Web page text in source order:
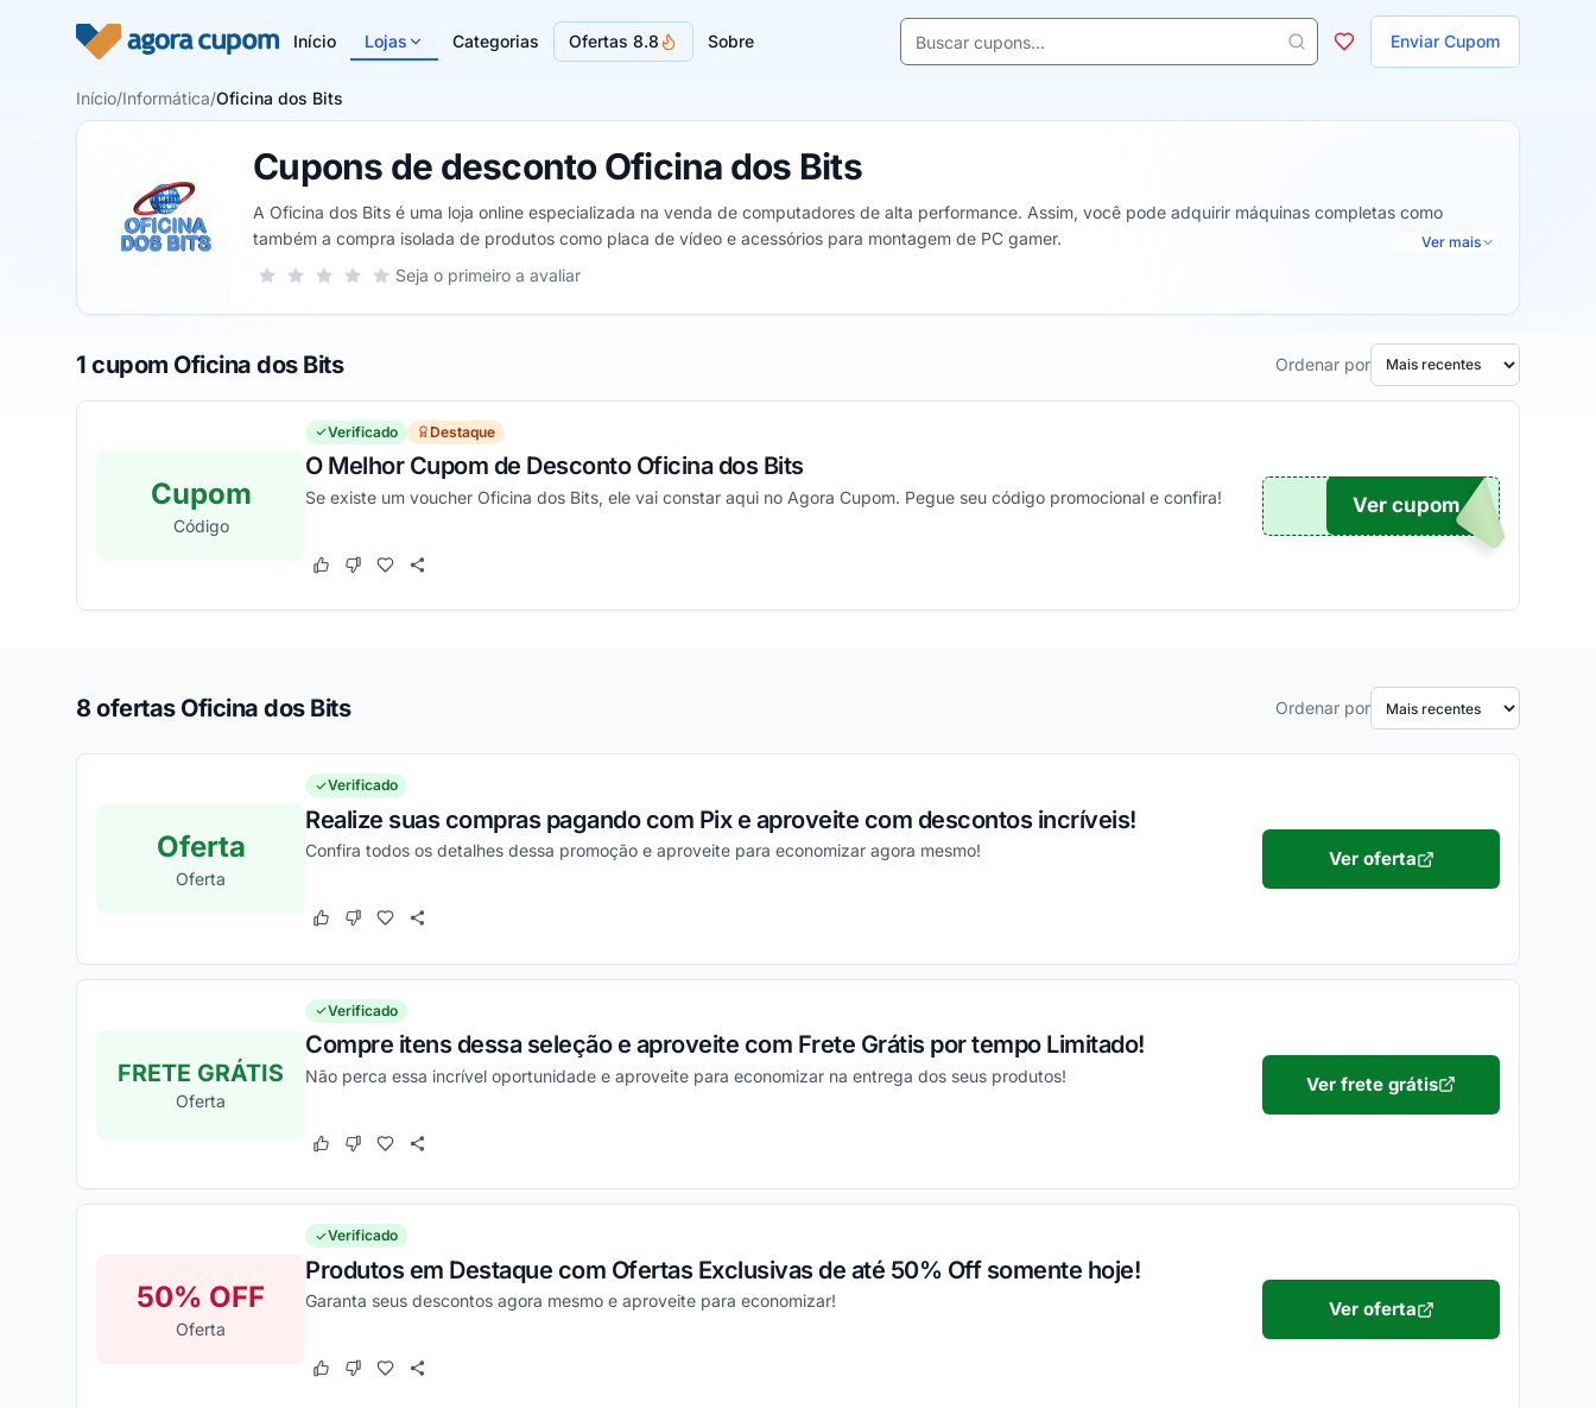
Início Lojas Categorias Ofertas 8.8 Sobre Enviar Cupom
Buscar cupons e lojas
Início/Informática/Oficina dos Bits
Cupons de desconto Oficina dos Bits
A Oficina dos Bits é uma loja online especializada na venda de computadores de alta performance. Assim, você pode adquirir máquinas completas como
também a compra isolada de produtos como placa de vídeo e acessórios para montagem de PC gamer.
Ver mais
Sua nota para Oficina dos Bits, de 1 a 5 estrelas
5 estrelas
4 estrelas
3 estrelas
2 estrelas
1 estrela Seja o primeiro a avaliar
1 cupom Oficina dos Bits Ordenar por
Cupom
Código
Verificado Destaque
O Melhor Cupom de Desconto Oficina dos Bits
Se existe um voucher Oficina dos Bits, ele vai constar aqui no Agora Cupom. Pegue seu código promocional e confira!
Este cupom funcionou
Este cupom não funcionou
TICO
Ver cupom
8 ofertas Oficina dos Bits Ordenar por
Oferta
Oferta
Verificado
Realize suas compras pagando com Pix e aproveite com descontos incríveis!
Confira todos os detalhes dessa promoção e aproveite para economizar agora mesmo!
Este cupom funcionou
Este cupom não funcionou
Ver oferta
FRETE GRÁTIS
Oferta
Verificado
Compre itens dessa seleção e aproveite com Frete Grátis por tempo Limitado!
Não perca essa incrível oportunidade e aproveite para economizar na entrega dos seus produtos!
Este cupom funcionou
Este cupom não funcionou
Ver frete grátis
50% OFF
Oferta
Verificado
Produtos em Destaque com Ofertas Exclusivas de até 50% Off somente hoje!
Garanta seus descontos agora mesmo e aproveite para economizar!
Este cupom funcionou
Este cupom não funcionou
Ver oferta